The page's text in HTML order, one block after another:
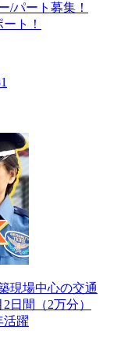
/パート募集！
ト！
現場中心の交通
日間（2万分）
活躍